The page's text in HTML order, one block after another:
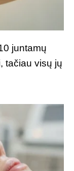
juntamų
tačiau visų jų